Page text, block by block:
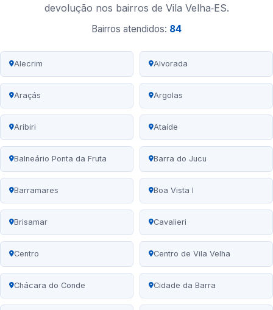
devolução nos bairros de Vila Velha‑ES.
Bairros atendidos: 84
Alecrim Alvorada
Araçás Argolas
Aribiri Ataíde
Balneário Ponta da Fruta Barra do Jucu
Barramares Boa Vista I
Brisamar Cavalieri
Centro Centro de Vila Velha
Chácara do Conde Cidade da Barra